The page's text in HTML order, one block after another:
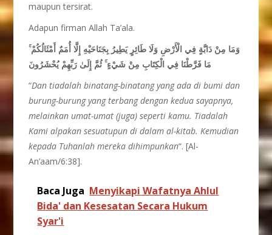
maupun tersirat.
Adapun firman Allah Ta’ala.
وَمَا مِنْ دَابَّةٍ فِي الْأَرْضِ وَلَا طَائِرٍ يَطِيرُ بِجَنَاحَيْهِ إِلَّا أُمَمٌ أَمْثَالُكُمْ ۚ
مَا فَرَّطْنَا فِي الْكِتَابِ مِنْ شَيْءٍ ۚ ثُمَّ إِلَىٰ رَبِّهِمْ يُحْشَرُونَ
“Dan tiadalah binatang-binatang yang ada di bumi dan
burung-burung yang terbang dengan kedua sayapnya,
melainkan umat-umat (juga) seperti kamu. Tiadalah
Kami alpakan sesuatupun di dalam al-kitab. Kemudian
kepada Tuhanlah mereka dihimpunkan“. [Al-
An’aam/6:38].
Baca Juga Menyikapi Wafatnya Ahlul
Bida' dan Kesesatan Secara Hukum
Syar'i